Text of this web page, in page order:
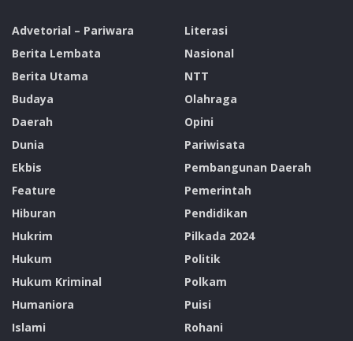
Advetorial – Pariwara
Berita Lembata
Berita Utama
Budaya
Daerah
Dunia
Ekbis
Feature
Hiburan
Hukrim
Hukum
Hukum Kriminal
Humaniora
Islami
Literasi
Nasional
NTT
Olahraga
Opini
Pariwisata
Pembangunan Daerah
Pemerintah
Pendidikan
Pilkada 2024
Politik
Polkam
Puisi
Rohani